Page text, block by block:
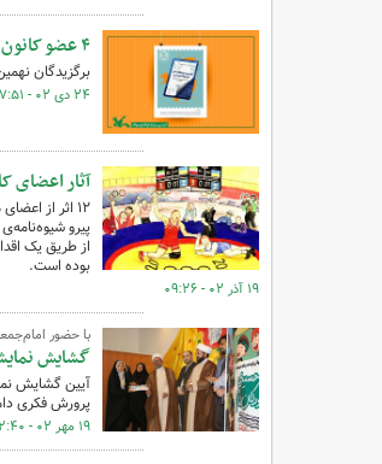
۴ عضو کانون گلستان، برگزیده نهمین دوسالانه ملی هنرهای تجسمی
برگزیدگان
۲۴ دی ۰۲ - ۰۷:۵۱
آثار اعضای
پیرو
از طریق یک
بوده است.
۱۹ آذر ۰۲ - ۰۹:۲۶
با حضور
گشایش
آیین گشایش
پرورش فکری
۱۹ مهر ۰۲ - ۱۲:۴۰